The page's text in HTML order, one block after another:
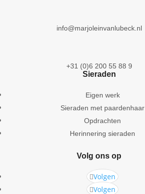
info@marjoleinvanlubeck.nl
+31 (0)6 200 55 88 9
Sieraden
Eigen werk
Sieraden met paardenhaar
Opdrachten
Herinnering sieraden
Volg ons op
Volgen
Volgen